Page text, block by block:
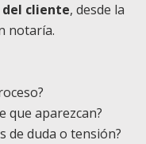
cliente, desde la
notaría.
que aparezcan?
de duda o tensión?